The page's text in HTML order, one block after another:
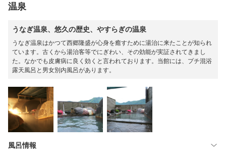
温泉
うなぎ温泉、悠久の歴史、やすらぎの温泉
うなぎ温泉はかつて西郷隆盛が心身を癒すために湯治に来たことが知られ
ています。古くから湯治客等でにぎわい、その効能が実証されてきまし
た。なかでも皮膚病に良く効くと言われております。当館には、プチ混浴
露天風呂と男女別内風呂があります。
風呂情報